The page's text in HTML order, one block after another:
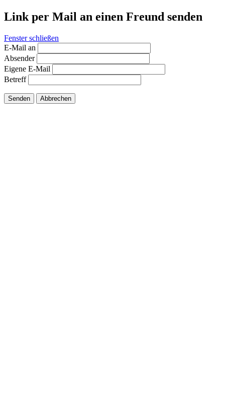
Link per Mail an einen Freund senden
Fenster schließen
E-Mail an
Absender
Eigene E-Mail
Betreff
Senden Abbrechen